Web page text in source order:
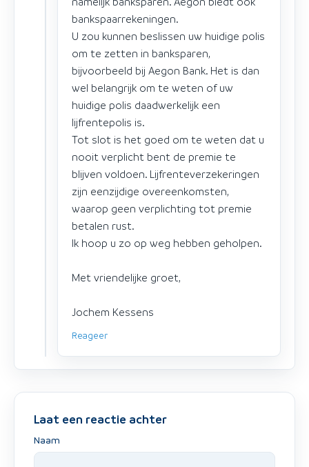
bankspaarrekeningen.
U zou kunnen beslissen uw huidige polis
om te zetten in banksparen,
bijvoorbeeld bij Aegon Bank. Het is dan
wel belangrijk om te weten of uw
huidige polis daadwerkelijk een
lijfrentepolis is.
Tot slot is het goed om te weten dat u
nooit verplicht bent de premie te
blijven voldoen. Lijfrenteverzekeringen
zijn eenzijdige overeenkomsten,
waarop geen verplichting tot premie
betalen rust.
Ik hoop u zo op weg hebben geholpen.
Met vriendelijke groet,
Jochem Kessens
Reageer
Laat een reactie achter
Naam